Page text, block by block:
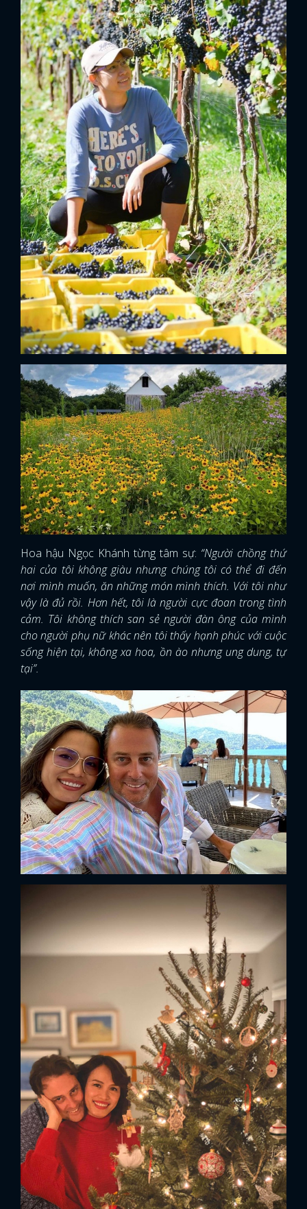
Hoa hậu Ngọc Khánh từng tâm sự: “Người chồng thứ
hai của tôi không giàu nhưng chúng tôi có thể đi đến
nơi mình muốn, ăn những món mình thích. Với tôi như
vậy là đủ rồi. Hơn hết, tôi là người cực đoan trong tình
cảm. Tôi không thích san sẻ người đàn ông của mình
cho người phụ nữ khác nên tôi thấy hạnh phúc với cuộc
sống hiện tại, không xa hoa, ồn ào nhưng ung dung, tự
tại”.